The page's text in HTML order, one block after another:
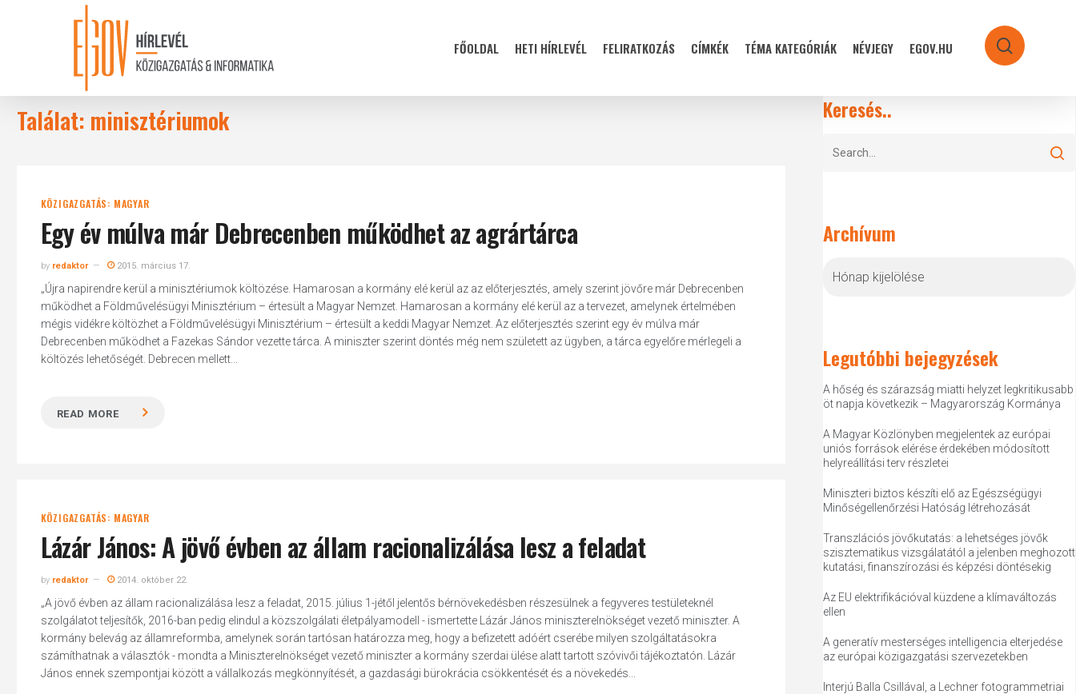
Hit enter to search or ESC to close
FŐOLDAL HETI HÍRLEVÉL FELIRATKOZÁS CÍMKÉK TÉMA KATEGÓRIÁK NÉVJEGY EGOV.HU search
Találat: minisztériumok
KÖZIGAZGATÁS: MAGYAR
Egy év múlva már Debrecenben működhet az agrártárca
by redaktor 2015. március 17.
„Újra napirendre kerül a minisztériumok költözése. Hamarosan a kormány elé kerül az az előterjesztés, amely szerint jövőre már Debrecenben
működhet a Földművelésügyi Minisztérium – értesült a Magyar Nemzet. Hamarosan a kormány elé kerül az a tervezet, amelynek értelmében
mégis vidékre költözhet a Földművelésügyi Minisztérium – értesült a keddi Magyar Nemzet. Az előterjesztés szerint egy év múlva már
Debrecenben működhet a Fazekas Sándor vezette tárca. A miniszter szerint döntés még nem született az ügyben, a tárca egyelőre mérlegeli a
költözés lehetőségét. Debrecen mellett...
READ MORE
KÖZIGAZGATÁS: MAGYAR
Lázár János: A jövő évben az állam racionalizálása lesz a feladat
by redaktor 2014. október 22.
„A jövő évben az állam racionalizálása lesz a feladat, 2015. július 1-jétől jelentős bérnövekedésben részesülnek a fegyveres testületeknél
szolgálatot teljesítők, 2016-ban pedig elindul a közszolgálati életpályamodell - ismertette Lázár János miniszterelnökséget vezető miniszter. A
kormány belevág az államreformba, amelynek során tartósan határozza meg, hogy a befizetett adóért cserébe milyen szolgáltatásokra
számíthatnak a választók - mondta a Miniszterelnökséget vezető miniszter a kormány szerdai ülése alatt tartott szóvivői tájékoztatón. Lázár
János ennek szempontjai között a vállalkozás megkönnyítését, a gazdasági bürokrácia csökkentését és a növekedés...
Keresés..
Archívum
Legutóbbi bejegyzések
A hőség és szárazság miatti helyzet legkritikusabb
öt napja következik – Magyarország Kormánya
A Magyar Közlönyben megjelentek az európai
uniós források elérése érdekében módosított
helyreállítási terv részletei
Miniszteri biztos készíti elő az Egészségügyi
Minőségellenőrzési Hatóság létrehozását
Transzlációs jövőkutatás: a lehetséges jövők
szisztematikus vizsgálatától a jelenben meghozott
kutatási, finanszírozási és képzési döntésekig
Az EU elektrifikációval küzdene a klímaváltozás
ellen
A generatív mesterséges intelligencia elterjedése
az európai közigazgatási szervezetekben
Interjú Balla Csillával, a Lechner fotogrammetriai